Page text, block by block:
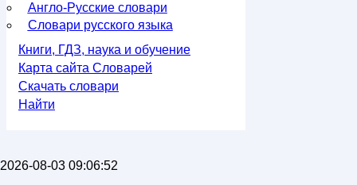
Англо-Русские словари
Словари русского языка
Книги, ГДЗ, наука и обучение
Карта сайта Словарей
Скачать словари
Найти
2026-08-03 09:06:52